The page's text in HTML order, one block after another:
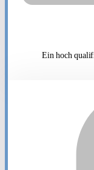
Ein hoch